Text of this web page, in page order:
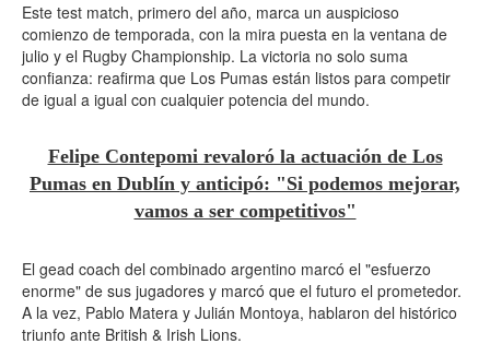
Este test match, primero del año, marca un auspicioso
comienzo de temporada, con la mira puesta en la ventana de
julio y el Rugby Championship. La victoria no solo suma
confianza: reafirma que Los Pumas están listos para competir
de igual a igual con cualquier potencia del mundo.
Felipe Contepomi revaloró la actuación de Los
Pumas en Dublín y anticipó: "Si podemos mejorar,
vamos a ser competitivos"
El gead coach del combinado argentino marcó el "esfuerzo
enorme" de sus jugadores y marcó que el futuro el prometedor.
A la vez, Pablo Matera y Julián Montoya, hablaron del histórico
triunfo ante British & Irish Lions.